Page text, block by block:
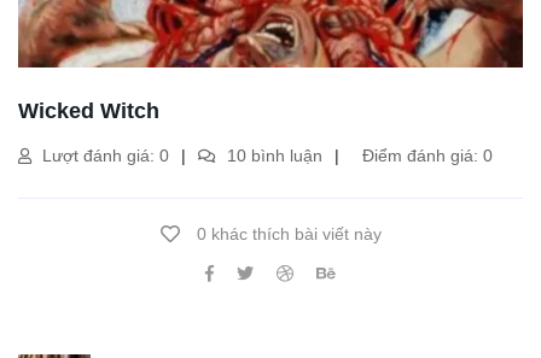
Wicked Witch
Lượt đánh giá: 0 10 bình luận Điểm đánh giá: 0
0 khác thích bài viết này